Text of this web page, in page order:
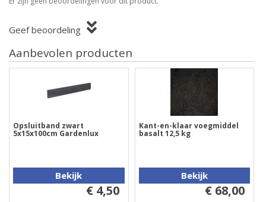
Geef beoordeling
Aanbevolen producten
Opsluitband zwart
5x15x100cm Gardenlux
Bekijk
€ 4,50
Kant-en-klaar voegmiddel
basalt 12,5 kg
Bekijk
€ 68,00